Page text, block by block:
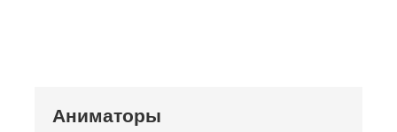
Аниматоры